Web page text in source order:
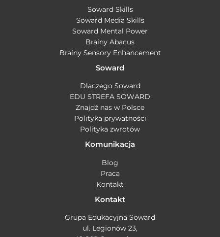
Soward Skills
Soward Media Skills
Soward Mental Power
Brainy Abacus
Brainy Sensory Enhancement
Soward
Dlaczego Soward
EDU STREFA SOWARD
Znajdź nas w Polsce
Polityka prywatności
Polityka zwrotów
Komunikacja
Blog
Praca
Kontakt
Kontakt
Grupa Edukacyjna Soward
ul. Legionów 23,